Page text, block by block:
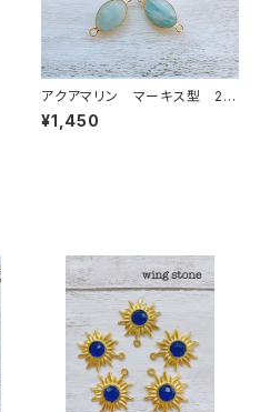
アクアマリン マーキス型 2カ
ン
¥1,450